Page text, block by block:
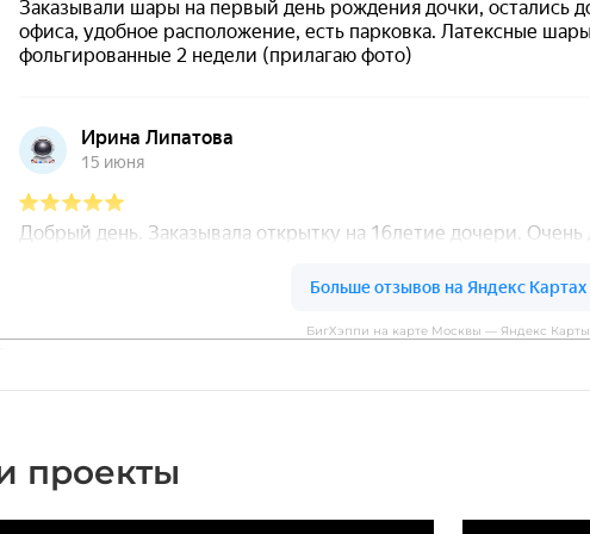
БигХэппи на карте Москвы — Яндекс Карты
проекты